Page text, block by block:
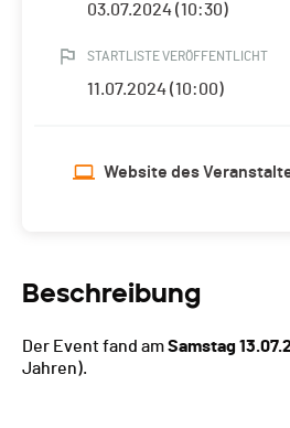
03.07.2024 (10:30)
STARTLISTE VERÖFFENTLICHT
11.07.2024 (10:00)
Website des
Beschreibung
Der Event fand amSamstag
Jahren).